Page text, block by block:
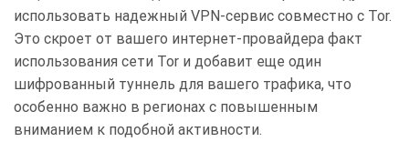
использовать надежный VPN-сервис совместно с Tor.
Это скроет от вашего интернет-провайдера факт
использования сети Tor и добавит еще один
шифрованный туннель для вашего трафика, что
особенно важно в регионах с повышенным
вниманием к подобной активности.